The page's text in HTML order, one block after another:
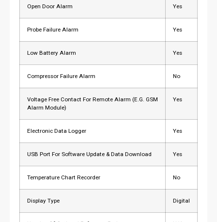
Open Door Alarm Yes
Probe Failure Alarm Yes
Low Battery Alarm Yes
Compressor Failure Alarm No
Voltage Free Contact For Remote Alarm (E.G. GSM
Alarm Module)
Yes
Electronic Data Logger Yes
USB Port For Software Update & Data Download Yes
Temperature Chart Recorder No
Display Type Digital